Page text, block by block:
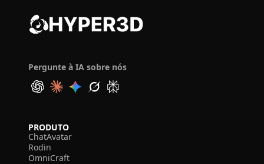
Pergunte à IA sobre nós
PRODUTO
ChatAvatar
Rodin
OmniCraft